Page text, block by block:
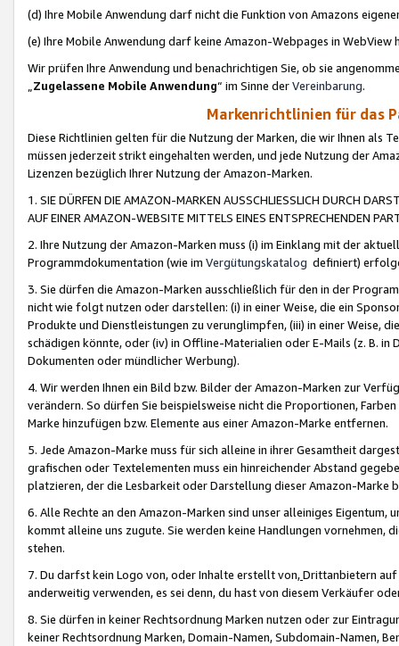
(d) Ihre Mobile Anwendung darf nicht die Funktion von Amazons
(e) Ihre Mobile Anwendung darf keine Amazon-Webpages in WebView
Wir prüfen Ihre Anwendung und benachrichtigen Sie, ob sie
„Zugelassene Mobile Anwendung“ im Sinne derVereinbarung.
Markenrichtlinien für das
Diese Richtlinien gelten für die Nutzung der Marken, die wir Ihnen als
müssen jederzeit strikt eingehalten werden, und jede Nutzung der
Lizenzen bezüglich Ihrer Nutzung der Amazon-Marken.
1. SIE DÜRFEN DIE AMAZON-MARKEN AUSSCHLIESSLICH DURCH
AUF EINER AMAZON-WEBSITE MITTELS EINES ENTSPRECHENDEN
2. Ihre Nutzung der Amazon-Marken muss (i) im Einklang mit der
Programmdokumentation (wie im Vergütungskatalog definiert)
3. Sie dürfen die Amazon-Marken ausschließlich für den in der
nicht wie folgt nutzen oder darstellen: (i) in einer Weise, die ein
Produkte und Dienstleistungen zu verunglimpfen, (iii) in einer Weise,
schädigen könnte, oder (iv) in Offline-Materialien oder E-Mails (z. B. in
Dokumenten oder mündlicher Werbung).
4. Wir werden Ihnen ein Bild bzw. Bilder der Amazon-Marken zur
verändern. So dürfen Sie beispielsweise nicht die Proportionen,
Marke hinzufügen bzw. Elemente aus einer Amazon-Marke entfernen.
5. Jede Amazon-Marke muss für sich alleine in ihrer Gesamtheit
grafischen oder Textelementen muss ein hinreichender Abstand
platzieren, der die Lesbarkeit oder Darstellung dieser Amazon-Marke
6. Alle Rechte an den Amazon-Marken sind unser alleiniges
kommt alleine uns zugute. Sie werden keine Handlungen vornehmen,
stehen.
7. Du darfst kein Logo von, oder Inhalte erstellt von,Drittanbietern auf
anderweitig verwenden, es sei denn, du hast von diesem Verkäufer
8. Sie dürfen in keiner Rechtsordnung Marken nutzen oder zur
keiner Rechtsordnung Marken, Domain-Namen, Subdomain-Namen,